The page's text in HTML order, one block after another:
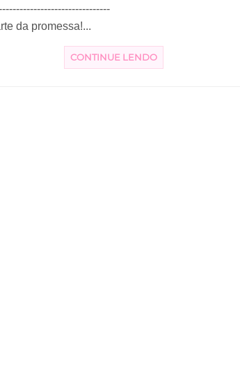
da promessa!...
CONTINUE LENDO